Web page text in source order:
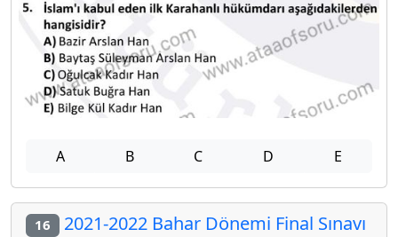
A B C D E
16 2021-2022 Bahar Dönemi Final Sınavı